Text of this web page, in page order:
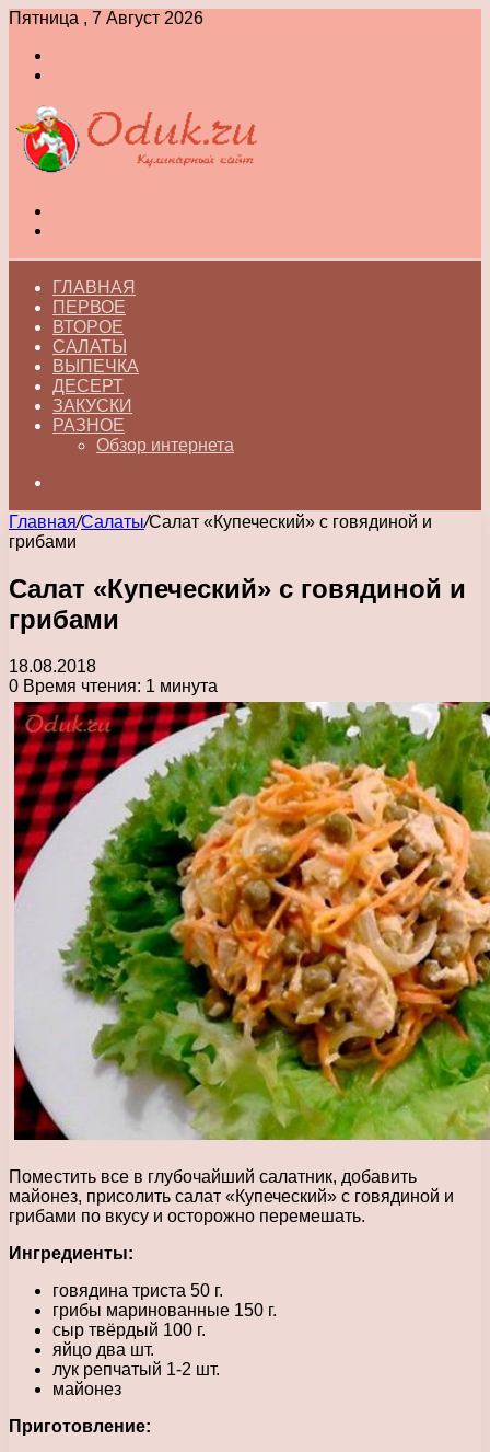
Пятница , 7 Август 2026
ГЛАВНАЯ
ПЕРВОЕ
ВТОРОЕ
САЛАТЫ
ВЫПЕЧКА
ДЕСЕРТ
ЗАКУСКИ
РАЗНОЕ
Обзор интернета
Главная/Салаты/Салат «Купеческий» с говядиной и
грибами
Салат «Купеческий» с говядиной и
грибами
18.08.2018
0 Время чтения: 1 минута
Поместить все в глубочайший салатник, добавить
майонез, присолить салат «Купеческий» с говядиной и
грибами по вкусу и осторожно перемешать.
Ингредиенты:
говядина триста 50 г.
грибы маринованные 150 г.
сыр твёрдый 100 г.
яйцо два шт.
лук репчатый 1-2 шт.
майонез
Приготовление: